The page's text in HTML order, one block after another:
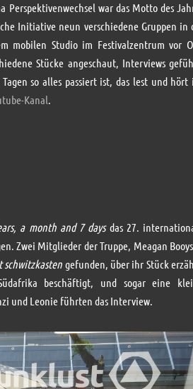
war das Motto des
Initiative neun verschiedene Gruppen in
mobilen Studio im Festivalzentrum vor
Stücke angeschaut, Interviews
so alles passiert ist, das lest und hört
Kanal.
a month and 7 daysdas 27.
Zwei Mitglieder der Truppe, Meagan
schwitzkasten gefunden, über ihr Stück
beschäftigt, und sogar eine
und Leonie führten das Interview.